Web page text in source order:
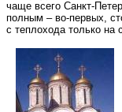
чаще всего Санкт-
полным – во-первых,
с теплохода только на